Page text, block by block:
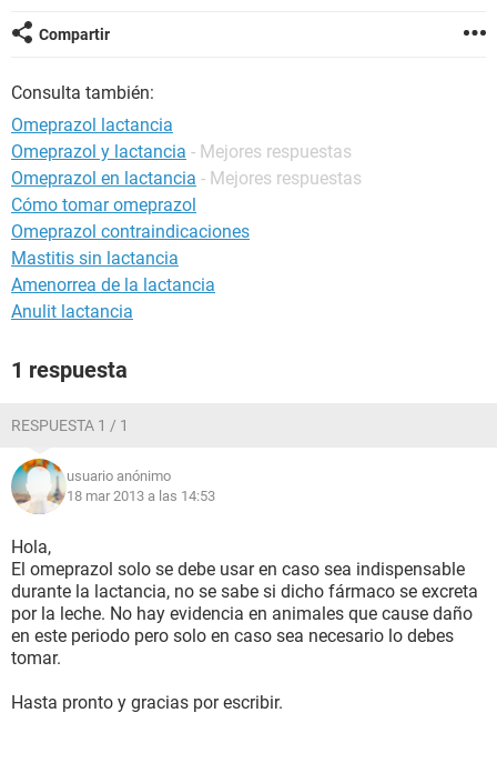
Compartir
Consulta también:
Omeprazol lactancia
Omeprazol y lactancia - Mejores respuestas
Omeprazol en lactancia - Mejores respuestas
Cómo tomar omeprazol
Omeprazol contraindicaciones
Mastitis sin lactancia
Amenorrea de la lactancia
Anulit lactancia
1 respuesta
RESPUESTA 1 / 1
usuario anónimo
18 mar 2013 a las 14:53
Hola,
El omeprazol solo se debe usar en caso sea indispensable
durante la lactancia, no se sabe si dicho fármaco se excreta
por la leche. No hay evidencia en animales que cause daño
en este periodo pero solo en caso sea necesario lo debes
tomar.
Hasta pronto y gracias por escribir.